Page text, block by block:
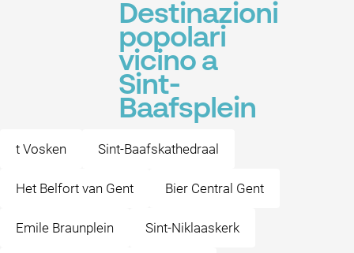
Destinazioni
popolari
vicino a
Sint-
Baafsplein
t Vosken Sint-Baafskathedraal
Het Belfort van Gent Bier Central Gent
Emile Braunplein Sint-Niklaaskerk